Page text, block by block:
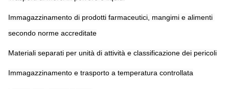
Immagazzinamento di prodotti farmaceutici, mangimi e alimenti
secondo norme accreditate
Materiali separati per unità di attività e classificazione dei pericoli
Immagazzinamento e trasporto a temperatura controllata